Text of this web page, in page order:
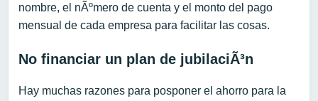
nombre, el nÃºmero de cuenta y el monto del pago
mensual de cada empresa para facilitar las cosas.
No financiar un plan de jubilaciÃ³n
Hay muchas razones para posponer el ahorro para la